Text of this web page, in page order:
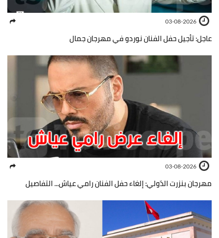
03-08-2026
عاجل: تأجيل حفل الفنان نوردو في مهرجان جمال
03-08-2026
مهرجان بنزرت الدّولي: إلغاء حفل الفنان رامي عياش... التفاصيل